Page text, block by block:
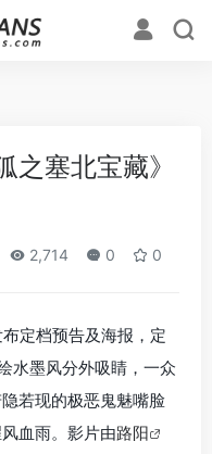
之塞北宝藏》
2,714 0 0
布定档预告及海报，定
水墨风分外吸睛，一众
若现的极恶鬼魅嘴脸
血雨。影片由路阳